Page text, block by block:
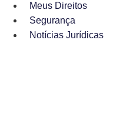
Meus Direitos
Segurança
Notícias Jurídicas